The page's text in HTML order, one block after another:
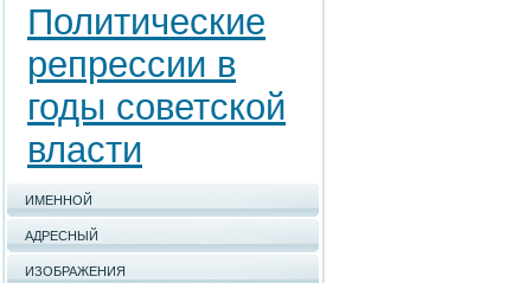
Политические
репрессии в
годы советской
власти
ИМЕННОЙ
АДРЕСНЫЙ
ИЗОБРАЖЕНИЯ